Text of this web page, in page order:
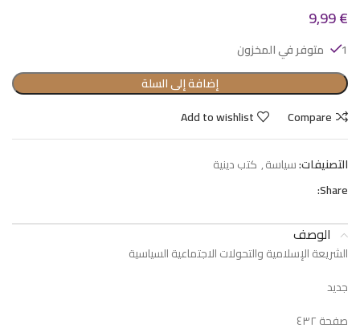
9,99€
1 متوفر في المخزون
إضافة إلى السلة
Compare
Add to wishlist
التصنيفات:سياسة, كتب دينية
Share:
الوصف
الشريعة الإسلامية والتحولات الاجتماعية السياسية
جديد
صفحة ٤٣٢